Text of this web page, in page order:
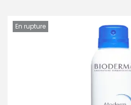
En rupture